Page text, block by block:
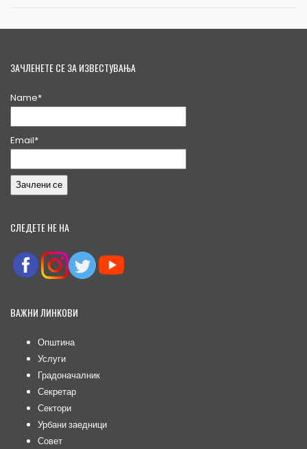
ЗАЧЛЕНЕТЕ СЕ ЗА ИЗВЕСТУВАЊА
Name*
Email*
СЛЕДЕТЕ НЕ НА
ВАЖНИ ЛИНКОВИ
Општина
Услуги
Градоначалник
Секретар
Сектори
Урбани заедници
Совет